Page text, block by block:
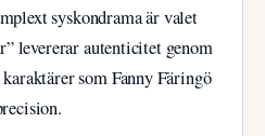
syskondrama är valet
levererar autenticitet genom
som Fanny Färingö